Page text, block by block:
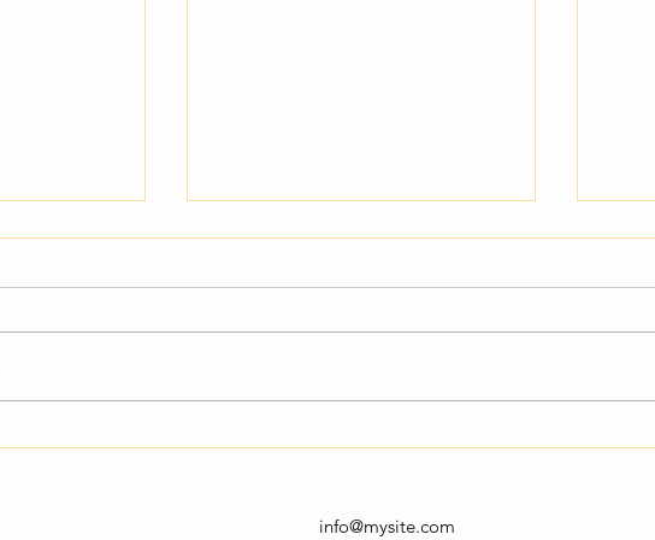
info@mysite.com